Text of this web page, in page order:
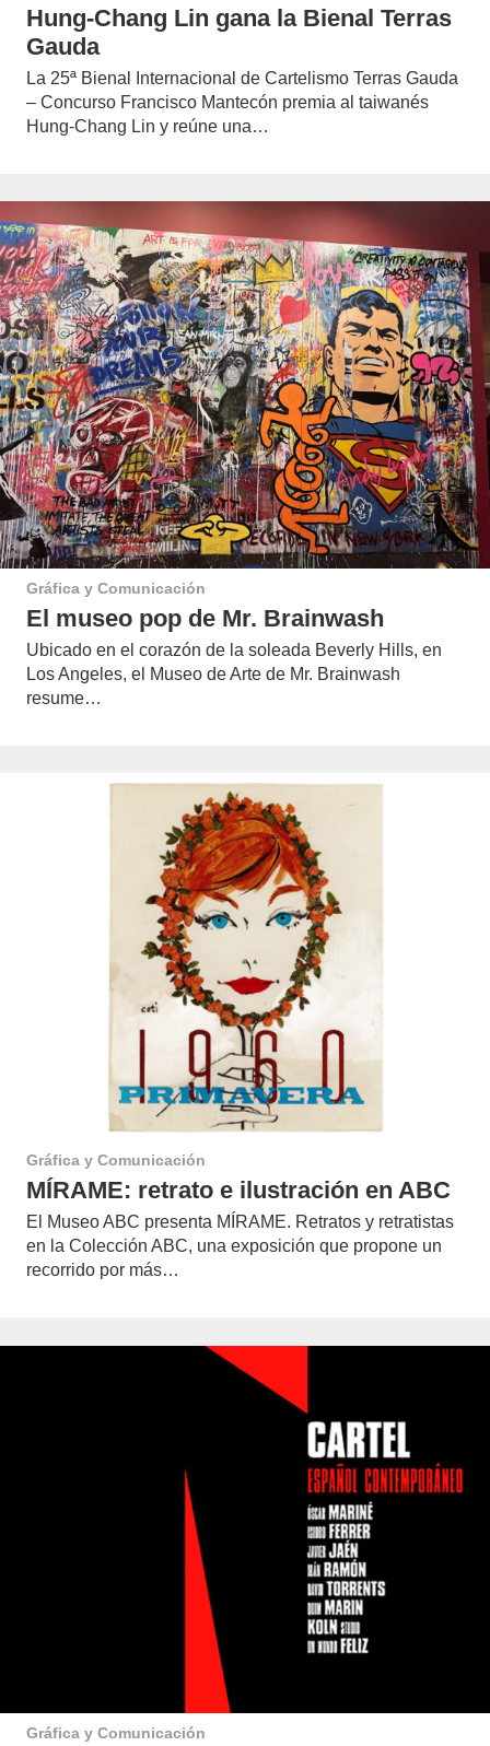
Hung-Chang Lin gana la Bienal Terras
Gauda
La 25ª Bienal Internacional de Cartelismo Terras Gauda
– Concurso Francisco Mantecón premia al taiwanés
Hung-Chang Lin y reúne una…
Gráfica y Comunicación
El museo pop de Mr. Brainwash
Ubicado en el corazón de la soleada Beverly Hills, en
Los Angeles, el Museo de Arte de Mr. Brainwash
resume…
Gráfica y Comunicación
MÍRAME: retrato e ilustración en ABC
El Museo ABC presenta MÍRAME. Retratos y retratistas
en la Colección ABC, una exposición que propone un
recorrido por más…
Gráfica y Comunicación